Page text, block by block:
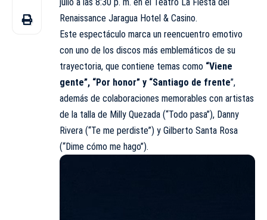
Renaissance Jaragua Hotel & Casino.
Este espectáculo marca un reencuentro emotivo
con uno de los discos más emblemáticos de su
trayectoria, que contiene temas como “Viene
gente”, “Por honor” y “Santiago de frente”,
además de colaboraciones memorables con artistas
de la talla de Milly Quezada (“Todo pasa”), Danny
Rivera (“Te me perdiste”) y Gilberto Santa Rosa
(“Dime cómo me hago”).